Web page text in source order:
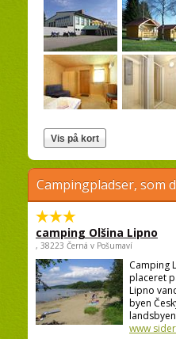
Campingpladser, som
camping Olšina Lipno
, 38223 Černá v Pošumaví
Camping
placeret
Lipno
byen
www sider